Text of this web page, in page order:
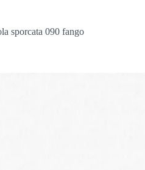
sporcata 090 fango